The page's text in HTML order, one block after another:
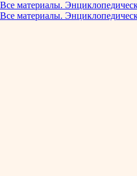
Все материалы.
Все материалы.